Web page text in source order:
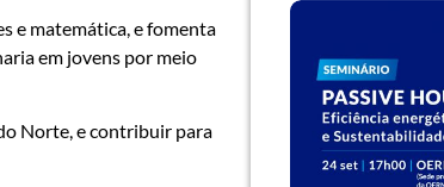
e matemática, e fomenta
em jovens por meio
Norte, e contribuir para